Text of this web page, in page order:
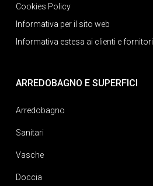
Cookies Policy
Informativa per il sito web
Informativa estesa ai clienti e fornitori
ARREDOBAGNO E SUPERFICI
Arredobagno
Sanitari
Vasche
Doccia